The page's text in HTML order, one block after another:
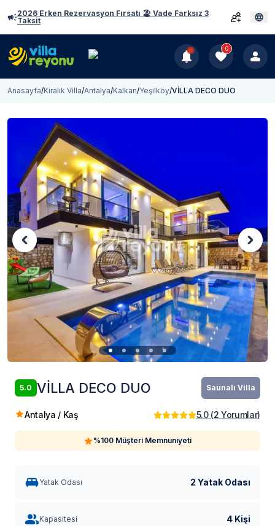
2026 Erken Rezervasyon Fırsatı 🏖️ Vade Farksız 3
Taksit
0
Anasayfa/Kiralık Villa/Antalya/Kalkan/Yeşilköy/VİLLA DECO DUO
5.0 VİLLA DECO DUO Saunalı Villa
Antalya / Kaş 5.0(2 Yorumlar)
%100 Müşteri Memnuniyeti
Yatak Odası 2 Yatak Odası
Kapasitesi 4 Kişi